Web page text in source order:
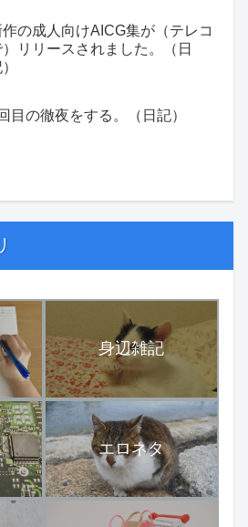
作の成人向けAICG集が（テレコ
）リリースされました。（日
目の徹夜をする。（日記）
身辺雑記
エロネタ